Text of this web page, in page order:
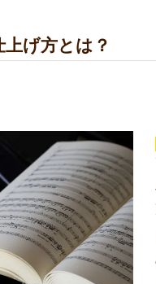
げ方とは？